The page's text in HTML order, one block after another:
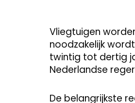
Vliegtuigen
noodzakelijk
twintig tot dertig
Nederlandse
De belangrijkste